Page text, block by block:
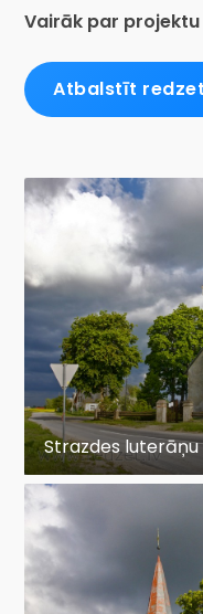
Vairāk par projektu
Atbalstīt
Strazdes